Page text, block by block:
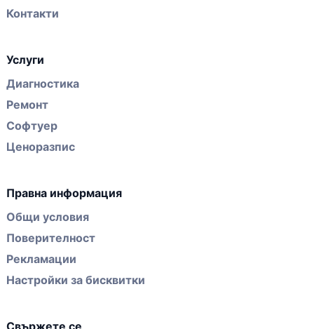
Контакти
Услуги
Диагностика
Ремонт
Софтуер
Ценоразпис
Правна информация
Общи условия
Поверителност
Рекламации
Настройки за бисквитки
Свържете се